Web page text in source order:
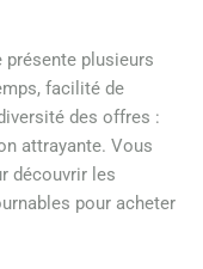
présente plusieurs
facilité de
des offres :
attrayante. Vous
découvrir les
pour acheter